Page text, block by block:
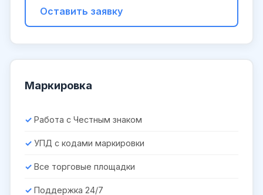
Оставить заявку
Маркировка
Работа с Честным знаком
УПД с кодами маркировки
Все торговые площадки
Поддержка 24/7